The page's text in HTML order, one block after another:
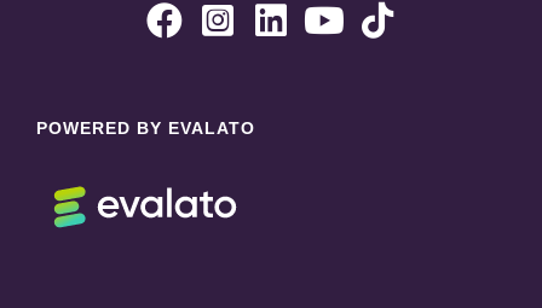
    
POWERED BY EVALATO